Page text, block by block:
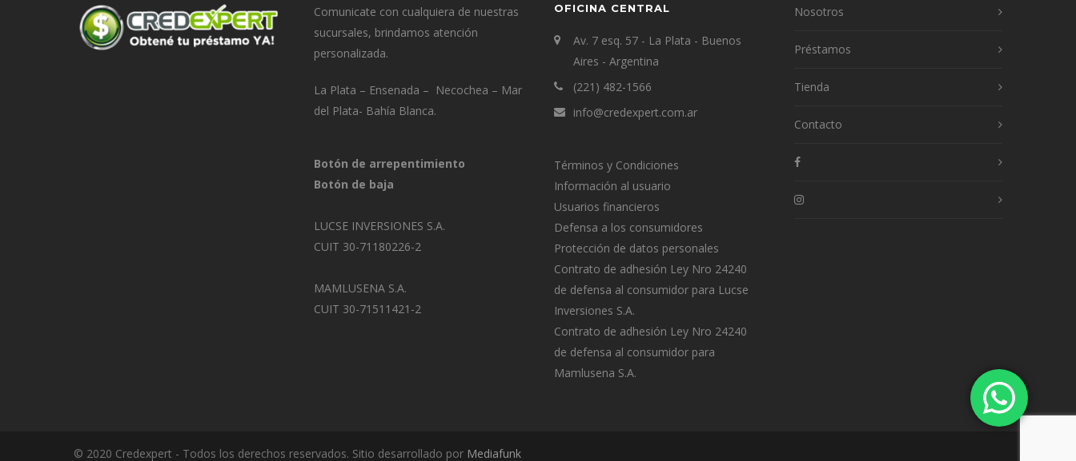
Comunicate con cualquiera de nuestras
sucursales, brindamos atención
personalizada.
La Plata – Ensenada – Necochea – Mar
del Plata- Bahía Blanca.
Botón de arrepentimiento
Botón de baja
LUCSE INVERSIONES S.A.
CUIT 30-71180226-2
MAMLUSENA S.A.
CUIT 30-71511421-2
OFICINA CENTRAL
Av. 7 esq. 57 - La Plata - Buenos
Aires - Argentina
(221) 482-1566
info@credexpert.com.ar
Términos y Condiciones
Información al usuario
Usuarios financieros
Defensa a los consumidores
Protección de datos personales
Contrato de adhesión Ley Nro 24240
de defensa al consumidor para Lucse
Inversiones S.A.
Contrato de adhesión Ley Nro 24240
de defensa al consumidor para
Mamlusena S.A.
Nosotros
Préstamos
Tienda
Contacto
© 2020 Credexpert - Todos los derechos reservados. Sitio desarrollado por Mediafunk